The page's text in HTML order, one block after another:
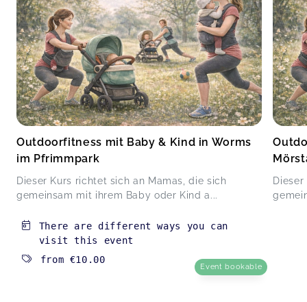
Outdoorfitness mit Baby & Kind in Worms
im Pfrimmpark
Dieser Kurs richtet sich an Mamas, die sich
gemeinsam mit ihrem Baby oder Kind a...
There are different ways you can
visit this event
from €10.00
Event bookable